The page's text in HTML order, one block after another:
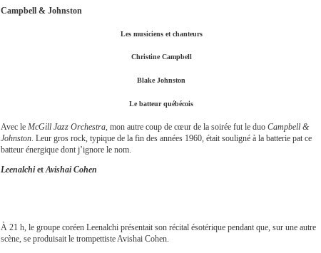
Campbell & Johnston
Les musiciens et chanteurs
Christine Campbell
Blake Johnston
Le batteur québécois
Avec le McGill Jazz Orchestra, mon autre coup de cœur de la soirée fut le duo Campbell &
Johnston. Leur gros rock, typique de la fin des années 1960, était souligné à la batterie pat ce
batteur énergique dont j’ignore le nom.
LeenalchietAvishai Cohen
À 21 h, le groupe coréen Leenalchi présentait son récital ésotérique pendant que, sur une autre
scène, se produisait le trompettiste Avishai Cohen.